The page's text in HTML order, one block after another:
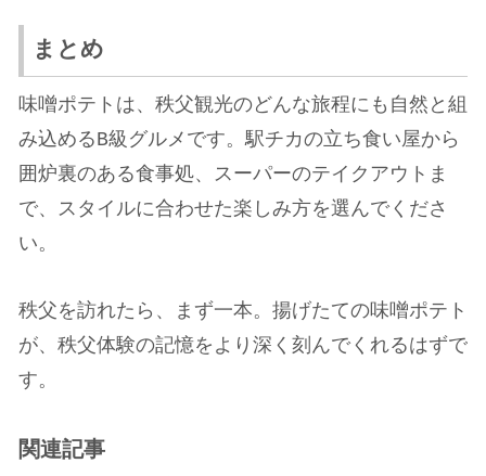
まとめ
味噌ポテトは、秩父観光のどんな旅程にも自然と組
み込めるB級グルメです。駅チカの立ち食い屋から
囲炉裏のある食事処、スーパーのテイクアウトま
で、スタイルに合わせた楽しみ方を選んでくださ
い。
秩父を訪れたら、まず一本。揚げたての味噌ポテト
が、秩父体験の記憶をより深く刻んでくれるはずで
す。
関連記事